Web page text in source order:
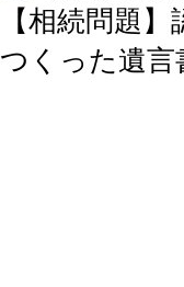
【相続問題
つくった遺言